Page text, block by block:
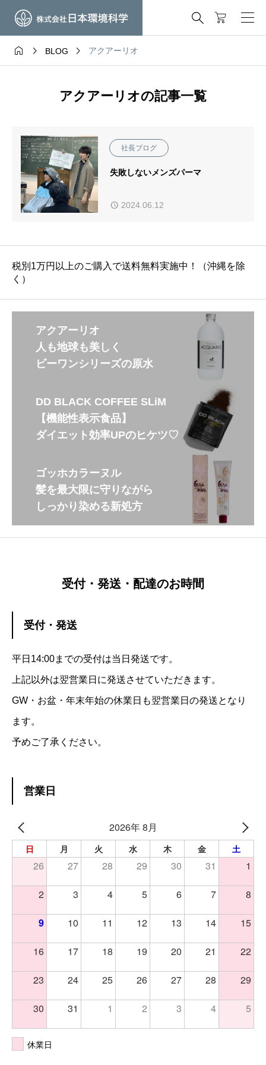

  BLOG  アクアーリオ
アクアーリオの記事一覧
社長ブログ
失敗しないメンズパーマ
2024.06.12
税別1万円以上のご購入で送料無料実施中！（沖縄を除
く）
アクアーリオ
人も地球も美しく
ビーワンシリーズの原水
DD BLACK COFFEE SLiM
【機能性表示食品】
ダイエット効率UPのヒケツ♡
ゴッホカラーヌル
髪を最大限に守りながら
しっかり染める新処方
受付・発送・配達のお時間
受付・発送
平日14:00までの受付は当日発送です。
上記以外は翌営業日に発送させていただきます。
GW・お盆・年末年始の休業日も翌営業日の発送となり
ます。
予めご了承ください。
営業日
2026年 8月
日 月 火 水 木 金 土
26 27 28 29 30 31 1
2 3 4 5 6 7 8
9 10 11 12 13 14 15
16 17 18 19 20 21 22
23 24 25 26 27 28 29
30 31 1 2 3 4 5
休業日